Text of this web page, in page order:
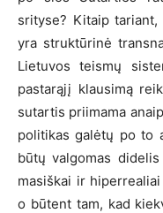
srityse? Kitaip
yra struktūrinė
Lietuvos teismų
pastarąjį klausimą
sutartis priimama
politikas galėtų po to
būtų valgomas
masiškai ir
o būtent tam, kad